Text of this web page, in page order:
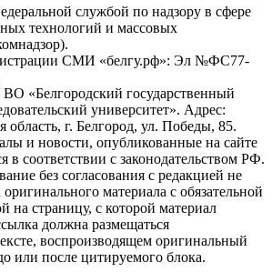
службой по надзору в сфере
технологий и массовых
СМИ «белгу.рф»: Эл №ФС77-
«Белгородский государственный
университет». Адрес:
область, г. Белгород, ул. Победы, 85.
и новости, опубликованные на сайте
в соответствии с законодательством РФ.
без согласования с редакцией не
материала с обязательной
на страницу, с которой материал
должна размещаться
воспроизводящем оригинальный
или после цитируемого блока.